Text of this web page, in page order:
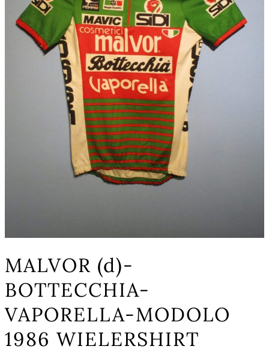
MALVOR (d)-
BOTTECCHIA-
VAPORELLA-MODOLO
1986 WIELERSHIRT